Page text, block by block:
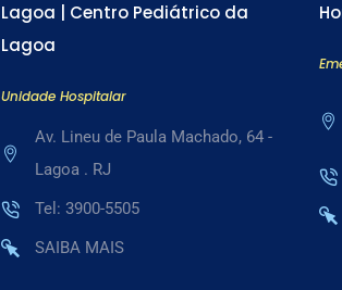
Lagoa | Centro Pediátrico da
Lagoa
Unidade Hospitalar
Av. Lineu de Paula Machado, 64 -
Lagoa . RJ
Tel: 3900-5505
SAIBA MAIS